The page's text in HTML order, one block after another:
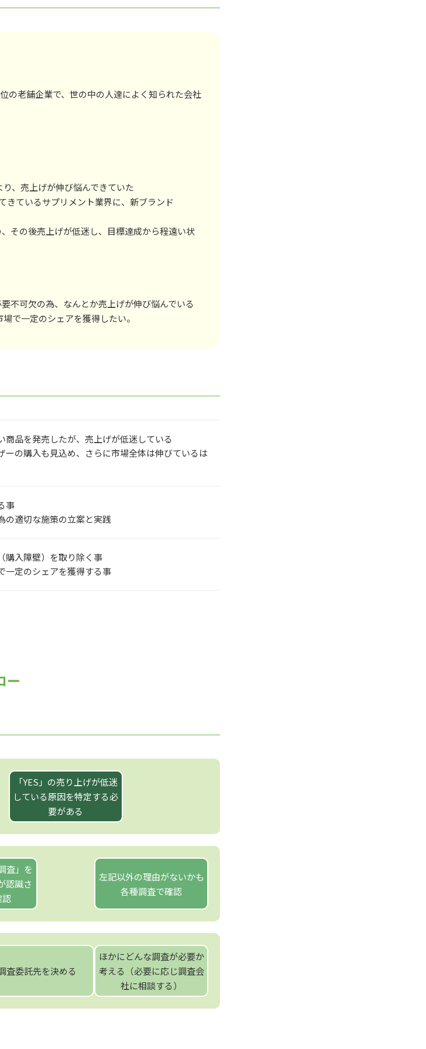
の老舗企業で、世の中の人達によく知られた会社
、売上げが伸び悩んできていた
きているサプリメント業界に、新ブランド
その後売上げが低迷し、目標達成から程遠い状
不可欠の為、なんとか売上げが伸び悩んでいる
で一定のシェアを獲得したい。
品を発売したが、売上げが低迷している
ーの購入も見込め、さらに市場全体は伸びているは
事
の適切な施策の立案と実践
購入障壁）を取り除く事
一定のシェアを獲得する事
ー
「YES」の売り上げが低迷
している原因を特定する必
要がある
査」を
認識さ
左記以外の理由がないかも
各種調査で確認
査委託先を決める
ほかにどんな調査が必要か
考える（必要に応じ調査会
社に相談する）